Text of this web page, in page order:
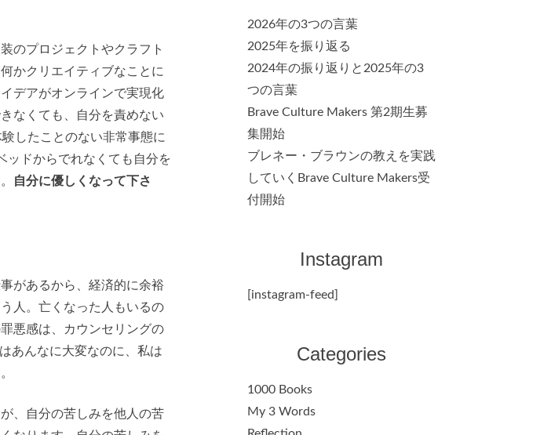
のプロジェクトやクラフト
かクリエイティブなことに
デアがオンラインで実現化
なくても、自分を責めない
したことのない非常事態に
ッドからでれなくても自分を
自分に優しくなって下さ
があるから、経済的に余裕
人。亡くなった人もいるの
悪感は、カウンセリングの
あんなに大変なのに、私は
、自分の苦しみを他人の苦
2026年の3つの言葉
2025年を振り返る
2024年の振り返りと2025年の3
つの言葉
Brave Culture Makers 第2期生募
集開始
ブレネー・ブラウンの教えを実践
していくBrave Culture Makers受
付開始
Instagram
[instagram-feed]
Categories
1000 Books
My 3 Words